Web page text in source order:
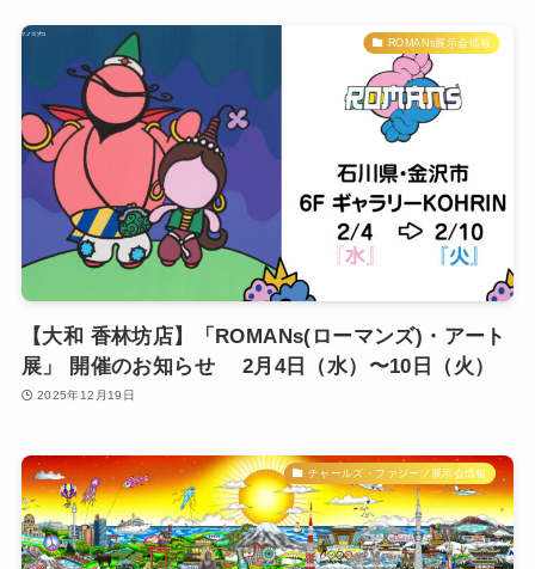
ROMANs展示会情報
【大和 香林坊店】「ROMANs(ローマンズ)・アート
展」 開催のお知らせ 2月4日（水）〜10日（火）
2025年12月19日
チャールズ・ファジーノ展示会情報